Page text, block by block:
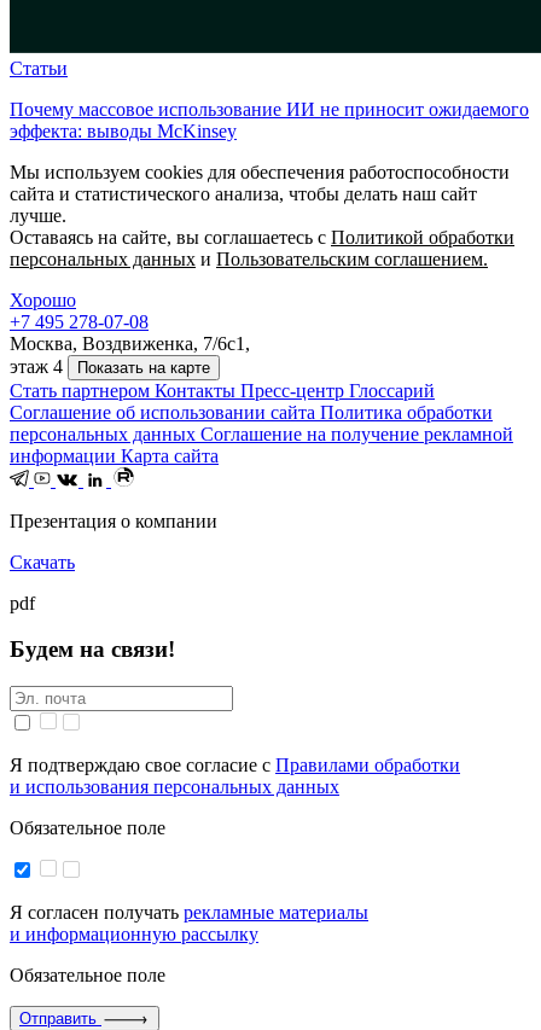
Статьи
Почему массовое использование ИИ не приносит ожидаемого
эффекта: выводы McKinsey
Мы используем cookies для обеспечения работоспособности
сайта и статистического анализа, чтобы делать наш сайт
лучше.
Оставаясь на сайте, вы соглашаетесь с Политикой обработки
персональных данных и Пользовательским соглашением.
Хорошо
+7 495 278-07-08
Москва, Воздвиженка, 7/6с1,
этаж 4
Показать на карте
Стать партнером Контакты Пресс-центр Глоссарий
Соглашение об использовании сайта Политика обработки
персональных данных Соглашение на получение рекламной
информации Карта сайта
Презентация о компании
Скачать
pdf
Будем на связи!
Я подтверждаю свое согласие с Правилами обработки
и использования персональных данных
Обязательное поле
Я согласен получать рекламные материалы
и информационную рассылку
Обязательное поле
Отправить